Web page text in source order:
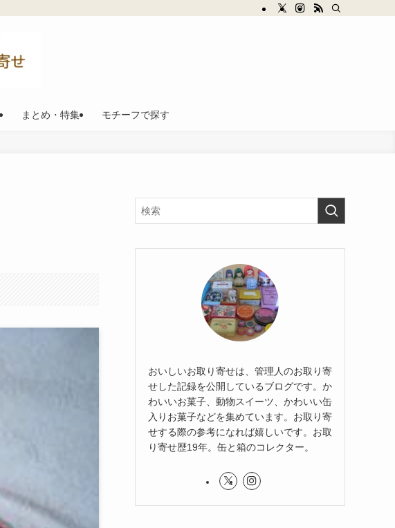
まとめ・特集 モチーフで探す
おいしいお取り寄せは、管理人のお取り寄
せした記録を公開しているブログです。か
わいいお菓子、動物スイーツ、かわいい缶
入りお菓子などを集めています。お取り寄
せする際の参考になれば嬉しいです。お取
り寄せ歴19年。缶と箱のコレクター。